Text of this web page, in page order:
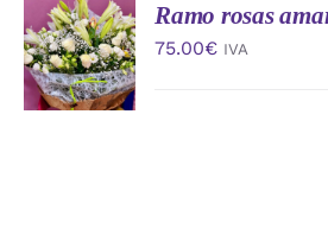
AÑADIR
AL
CARRITO
/
DETALLES
Ramo rosas
75.00€ IVA